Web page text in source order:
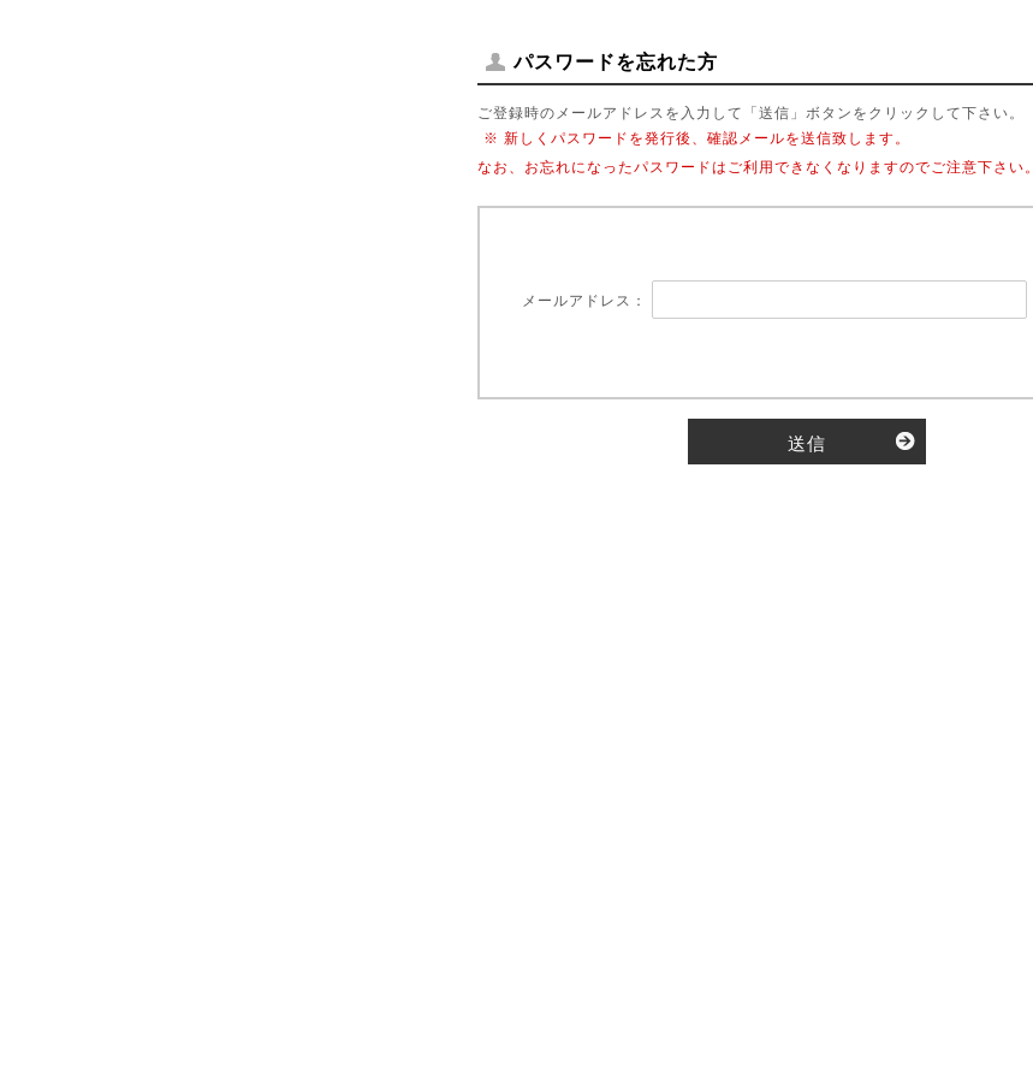
パスワードを忘れた方
ご登録時のメールアドレスを入力して「送信」ボタンをクリックして下さい。
※ 新しくパスワードを発行後、確認メールを送信致します。
なお、お忘れになったパスワードはご利用できなくなりますのでご注意下さい。
メールアドレス：
送信